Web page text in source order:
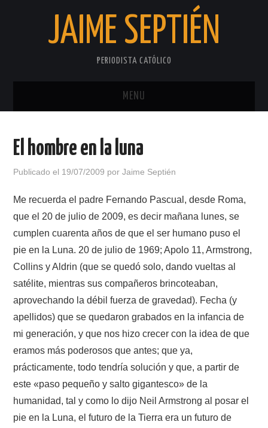
JAIME SEPTIÉN
PERIODISTA CATÓLICO
MENU
SOBRE EL AUTOR
El hombre en la luna
Publicado el 19/07/2009 porJaime Septién
Me recuerda el padre Fernando Pascual, desde Roma,
que el 20 de julio de 2009, es decir mañana lunes, se
cumplen cuarenta años de que el ser humano puso el
pie en la Luna. 20 de julio de 1969; Apolo 11, Armstrong,
Collins y Aldrin (que se quedó solo, dando vueltas al
satélite, mientras sus compañeros brincoteaban,
aprovechando la débil fuerza de gravedad). Fecha (y
apellidos) que se quedaron grabados en la infancia de
mi generación, y que nos hizo crecer con la idea de que
eramos más poderosos que antes; que ya,
prácticamente, todo tendría solución y que, a partir de
este «paso pequeño y salto gigantesco» de la
humanidad, tal y como lo dijo Neil Armstrong al posar el
pie en la Luna, el futuro de la Tierra era un futuro de